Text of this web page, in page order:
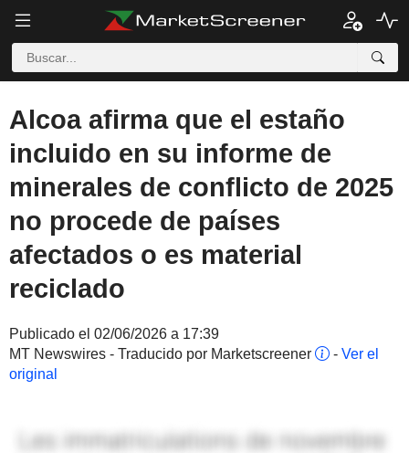
Alcoa afirma que el estaño
incluido en su informe de
minerales de conflicto de 2025
no procede de países
afectados o es material
reciclado
Publicado el 02/06/2026 a 17:39
MT Newswires - Traducido por Marketscreener
- Ver el
original